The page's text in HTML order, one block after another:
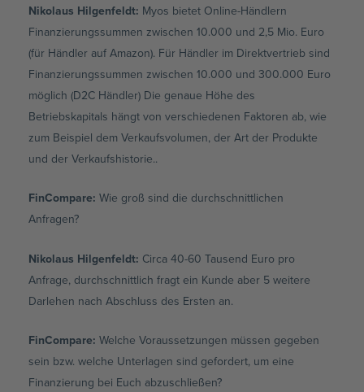
Nikolaus Hilgenfeldt: Myos bietet Online-Händlern
Finanzierungssummen zwischen 10.000 und 2,5 Mio. Euro
(für Händler auf Amazon). Für Händler im Direktvertrieb sind
Finanzierungssummen zwischen 10.000 und 300.000 Euro
möglich (D2C Händler) Die genaue Höhe des
Betriebskapitals hängt von verschiedenen Faktoren ab, wie
zum Beispiel dem Verkaufsvolumen, der Art der Produkte
und der Verkaufshistorie..
FinCompare:Wie groß sind die durchschnittlichen
Anfragen?
Nikolaus Hilgenfeldt: Circa 40-60 Tausend Euro pro
Anfrage, durchschnittlich fragt ein Kunde aber 5 weitere
Darlehen nach Abschluss des Ersten an.
FinCompare:Welche Voraussetzungen müssen gegeben
sein bzw. welche Unterlagen sind gefordert, um eine
Finanzierung bei Euch abzuschließen?